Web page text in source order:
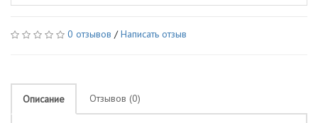
0 отзывов /Написать отзыв
Описание Отзывов (0)